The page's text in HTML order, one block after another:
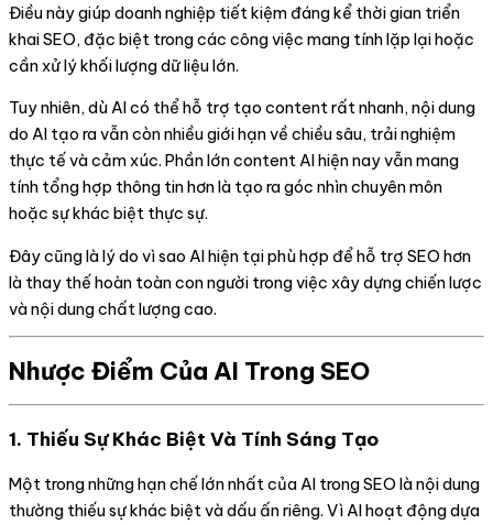
Điều này giúp doanh nghiệp tiết kiệm đáng kể thời gian triển
khai SEO, đặc biệt trong các công việc mang tính lặp lại hoặc
cần xử lý khối lượng dữ liệu lớn.
Tuy nhiên, dù AI có thể hỗ trợ tạo content rất nhanh, nội dung
do AI tạo ra vẫn còn nhiều giới hạn về chiều sâu, trải nghiệm
thực tế và cảm xúc. Phần lớn content AI hiện nay vẫn mang
tính tổng hợp thông tin hơn là tạo ra góc nhìn chuyên môn
hoặc sự khác biệt thực sự.
Đây cũng là lý do vì sao AI hiện tại phù hợp để hỗ trợ SEO hơn
là thay thế hoàn toàn con người trong việc xây dựng chiến lược
và nội dung chất lượng cao.
Nhược Điểm Của AI Trong SEO
1. Thiếu Sự Khác Biệt Và Tính Sáng Tạo
Một trong những hạn chế lớn nhất của AI trong SEO là nội dung
thường thiếu sự khác biệt và dấu ấn riêng. Vì AI hoạt động dựa